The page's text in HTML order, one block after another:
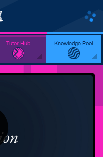
Tutor Hub Knowledge Pool